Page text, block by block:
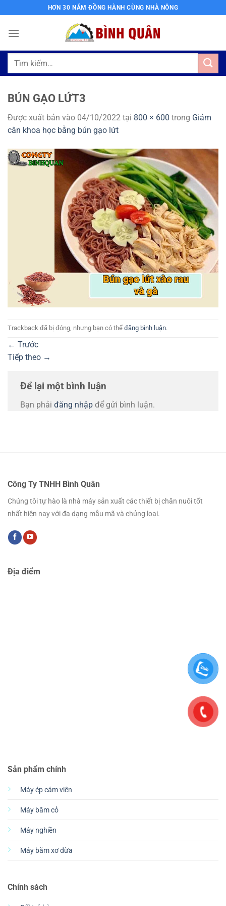
qua
nội
HƠN 30 NĂM ĐỒNG HÀNH CÙNG NHÀ NÔNG
Tìm
BÚN GẠO LỨT3
Được xuất bản vào 04/10/2022 tại 800 × 600 trong Giảm
cân khoa học bằng bún gạo lứt
Trackback đã bị đóng, nhưng bạn có thể đăng bình luận.
← Trước
Tiếp theo →
Để lại một bình luận
Bạn phải đăng nhập để gửi bình luận.
Công Ty TNHH Bình Quân
Chúng tôi tự hào là nhà máy sản xuất các thiết bị chăn nuôi tốt
nhất hiện nay với đa dạng mẫu mã và chủng loại.
Sản phẩm chính
Máy ép cám viên
Máy băm cỏ
Máy nghiền
Máy băm xơ dừa
Chính sách
Địa điểm